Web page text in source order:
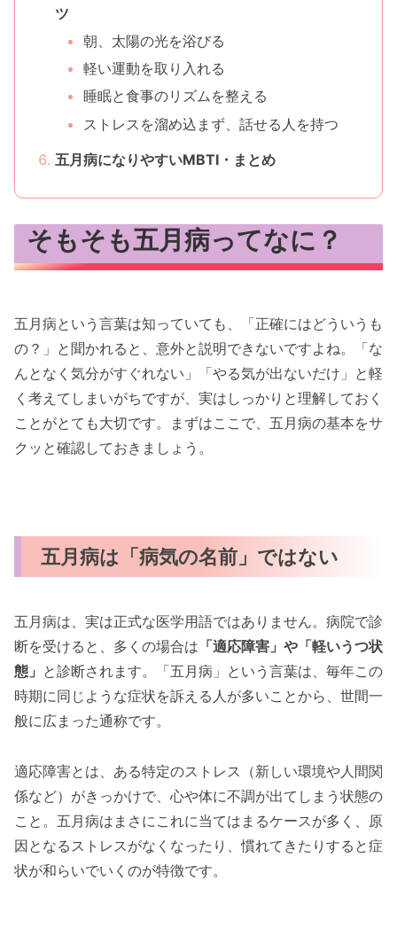
ツ
朝、太陽の光を浴びる
軽い運動を取り入れる
睡眠と食事のリズムを整える
ストレスを溜め込まず、話せる人を持つ
五月病になりやすいMBTI・まとめ
そもそも五月病ってなに？
五月病という言葉は知っていても、「正確にはどういうも
の？」と聞かれると、意外と説明できないですよね。「な
んとなく気分がすぐれない」「やる気が出ないだけ」と軽
く考えてしまいがちですが、実はしっかりと理解しておく
ことがとても大切です。まずはここで、五月病の基本をサ
クッと確認しておきましょう。
五月病は「病気の名前」ではない
五月病は、実は正式な医学用語ではありません。病院で診
断を受けると、多くの場合は 「適応障害」や「軽いうつ状
態」 と診断されます。「五月病」という言葉は、毎年この
時期に同じような症状を訴える人が多いことから、世間一
般に広まった通称です。
適応障害とは、ある特定のストレス（新しい環境や人間関
係など）がきっかけで、心や体に不調が出てしまう状態の
こと。五月病はまさにこれに当てはまるケースが多く、原
因となるストレスがなくなったり、慣れてきたりすると症
状が和らいでいくのが特徴です。